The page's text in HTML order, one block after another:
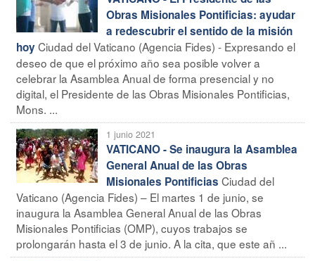
Obras Misionales Pontificias: ayudar
a redescubrir el sentido de la misión
hoyCiudad del Vaticano (Agencia Fides) - Expresando el
deseo de que el próximo año sea posible volver a
celebrar la Asamblea Anual de forma presencial y no
digital, el Presidente de las Obras Misionales Pontificias,
Mons. ...
1 junio 2021
VATICANO - Se inaugura la Asamblea
General Anual de las Obras
Misionales Pontificias Ciudad del
Vaticano (Agencia Fides) – El martes 1 de junio, se
inaugura la Asamblea General Anual de las Obras
Misionales Pontificias (OMP), cuyos trabajos se
prolongarán hasta el 3 de junio. A la cita, que este añ ...